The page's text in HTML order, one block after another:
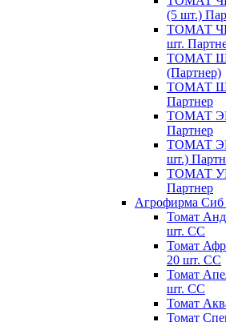
(5 шт.)
ТОМАТ
шт.
ТОМАТ
(Партнер)
ТОМАТ
Партнер
ТОМАТ
Партнер
ТОМАТ
шт.)
ТОМАТ
Партнер
Агрофирма Сиб
Томат
шт. СС
Томат
20 шт. СС
Томат
шт. СС
Томат
Томат